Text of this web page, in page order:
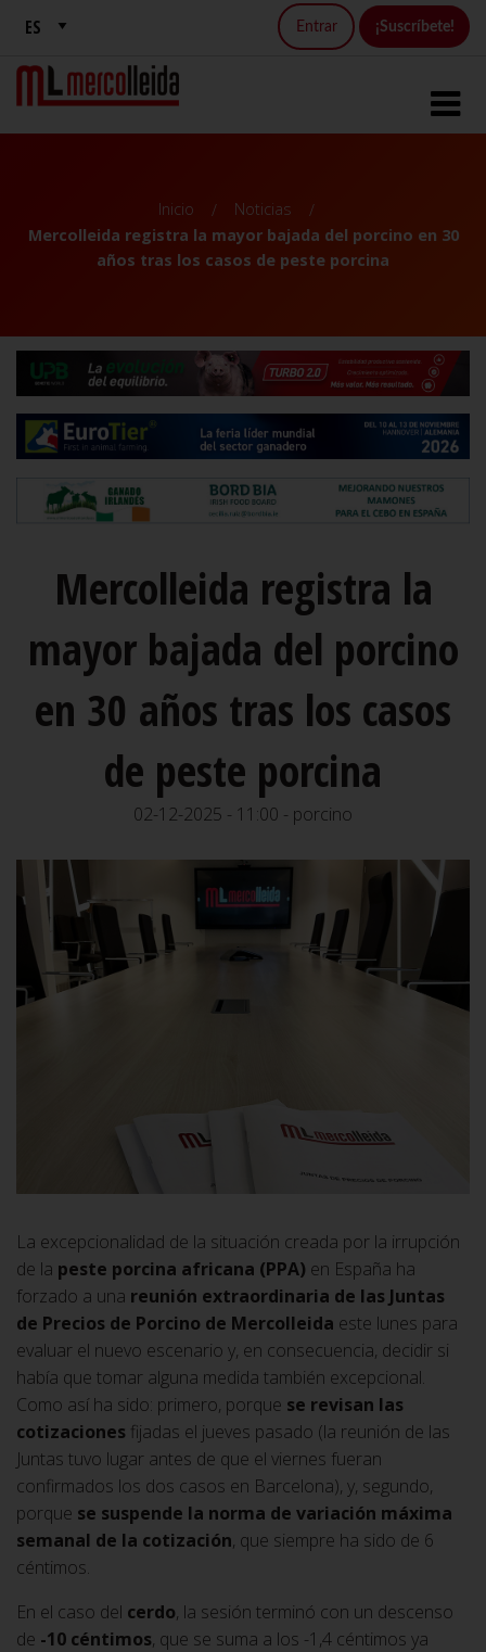
Entrar ¡Suscríbete!
Inicio
Noticias
Mercolleida registra la mayor bajada del porcino en 30
años tras los casos de peste porcina
Mercolleida registra la
mayor bajada del porcino
en 30 años tras los casos
de peste porcina
02-12-2025 - 11:00 - porcino
La excepcionalidad de la situación creada por la irrupción
de la peste porcina africana (PPA) en España ha
forzado a una reunión extraordinaria de las Juntas
de Precios de Porcino de Mercolleida este lunes para
evaluar el nuevo escenario y, en consecuencia, decidir si
había que tomar alguna medida también excepcional.
Como así ha sido: primero, porque se revisan las
cotizaciones fijadas el jueves pasado (la reunión de las
Juntas tuvo lugar antes de que el viernes fueran
confirmados los dos casos en Barcelona), y, segundo,
porque se suspende la norma de variación máxima
semanal de la cotización, que siempre ha sido de 6
céntimos.
En el caso del cerdo, la sesión terminó con un descenso
de -10 céntimos, que se suma a los -1,4 céntimos ya